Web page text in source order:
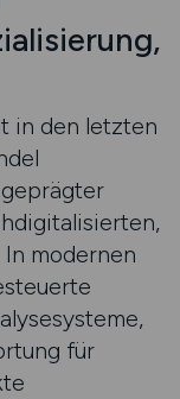
in den letzten
modernen
für